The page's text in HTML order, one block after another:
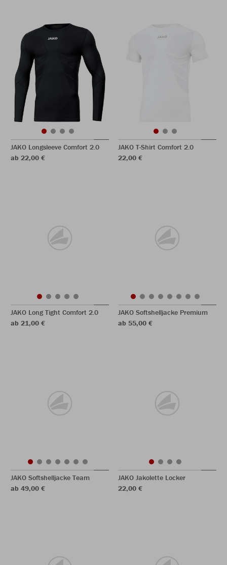
JAKO Longsleeve Comfort 2.0
ab 22,00 €
JAKO T-Shirt Comfort 2.0
22,00 €
JAKO Long Tight Comfort 2.0
ab 21,00 €
JAKO Softshelljacke Premium
ab 55,00 €
JAKO Softshelljacke Team
ab 49,00 €
JAKO Jakolette Locker
22,00 €